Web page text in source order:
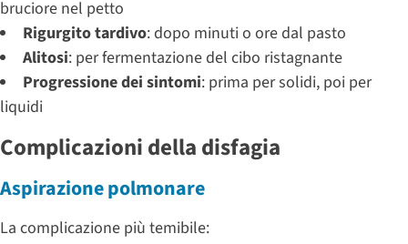
bruciore nel petto
Rigurgito tardivo: dopo minuti o ore dal pasto
Alitosi: per fermentazione del cibo ristagnante
Progressione dei sintomi: prima per solidi, poi per
liquidi
Complicazioni della disfagia
Aspirazione polmonare
La complicazione più temibile: